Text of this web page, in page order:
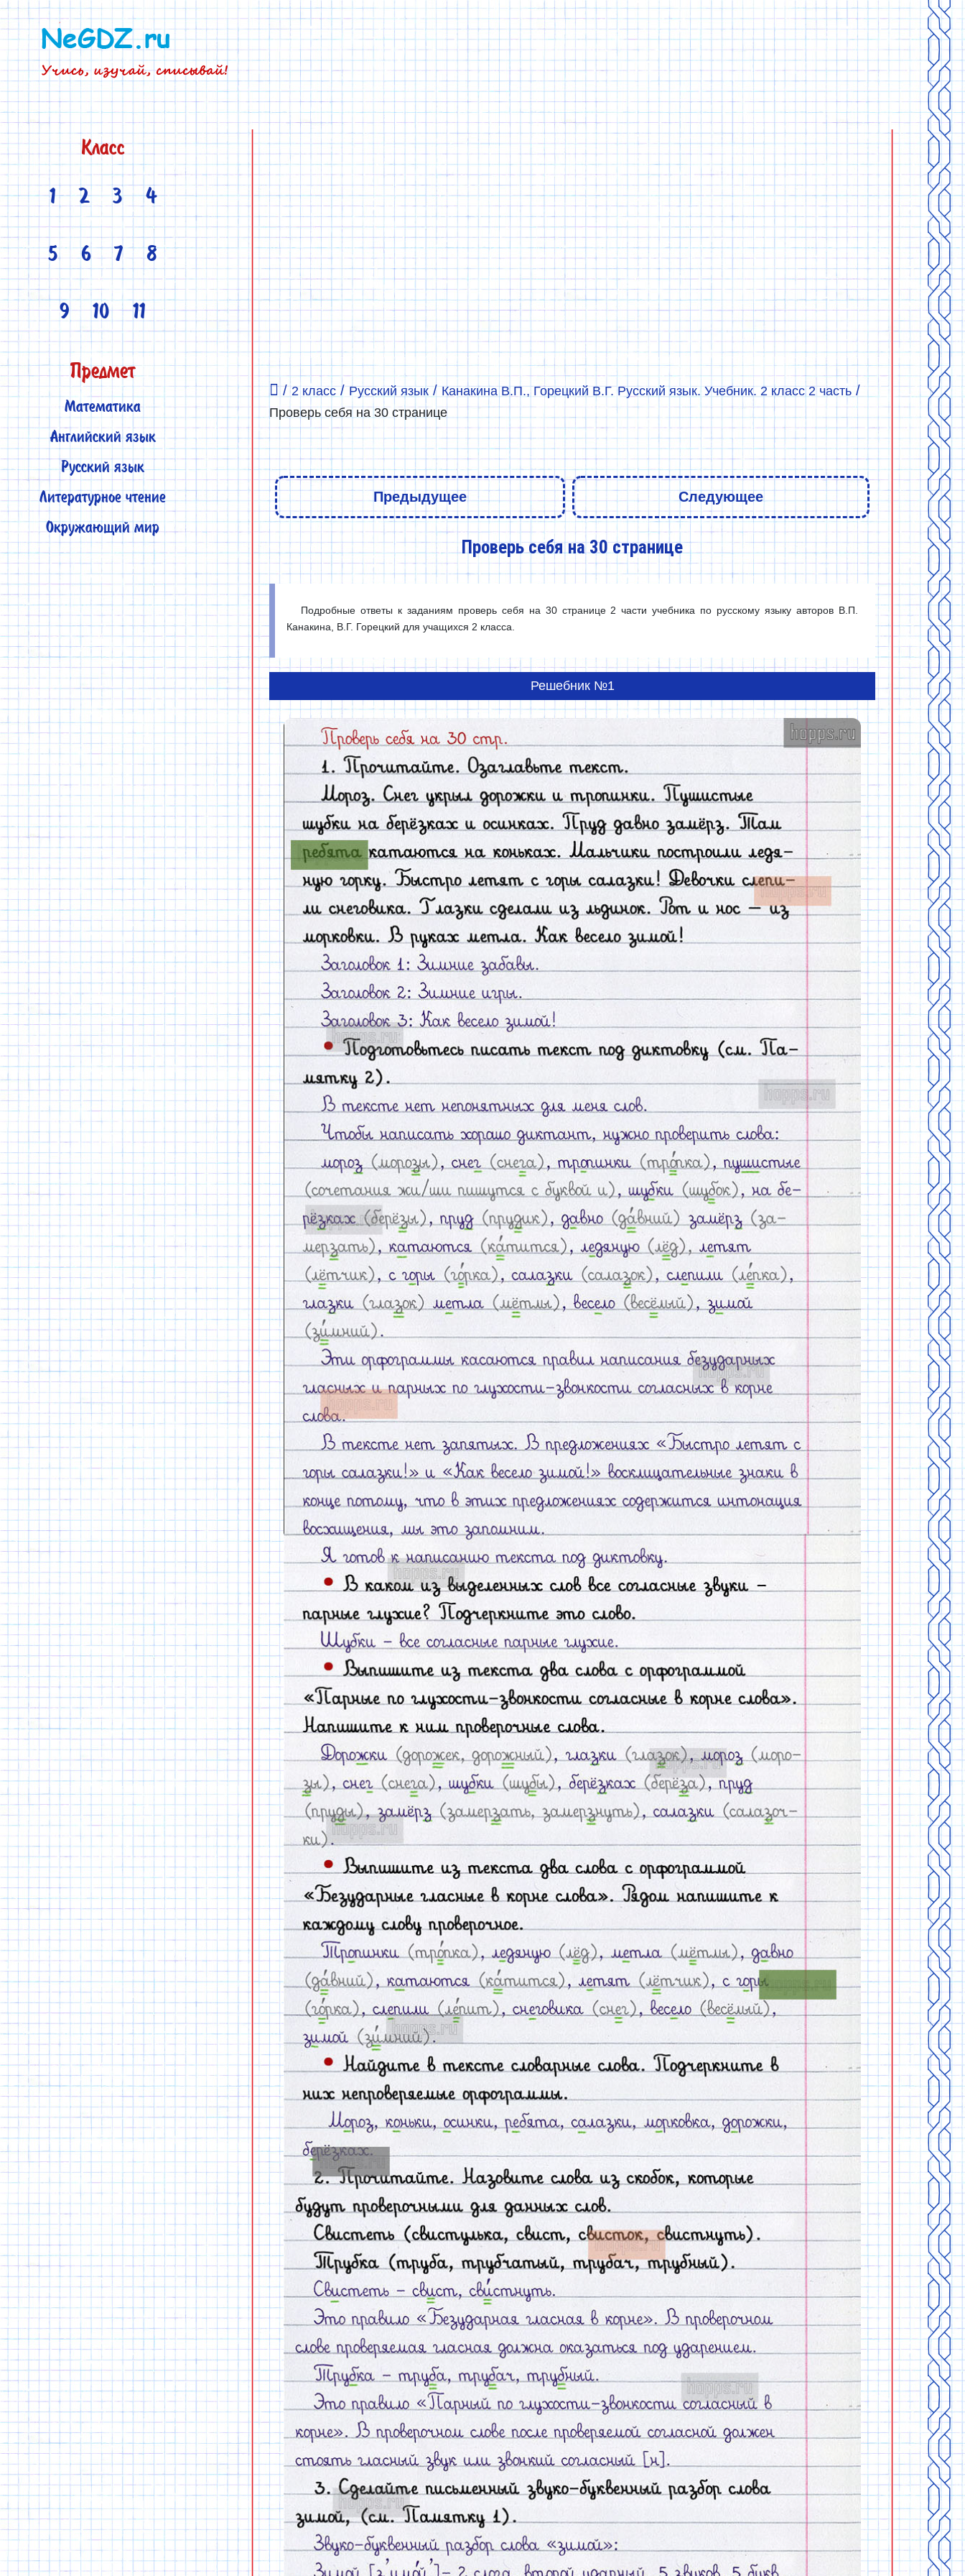
Класс
1
2 3 4
5 6 7 8
9 10 11
Предмет
Математика
Английский язык
Русский язык
Литературное чтение
Окружающий мир
/2 класс/Русский язык/Канакина В.П., Горецкий В.Г. Русский язык. Учебник. 2 класс 2 часть/
Проверь себя на 30 странице
Предыдущее Следующее
Проверь себя на 30 странице
Подробные ответы к заданиям проверь себя на 30 странице 2 части учебника по русскому языку авторов В.П.
Канакина, В.Г. Горецкий для учащихся 2 класса.
Решебник №1